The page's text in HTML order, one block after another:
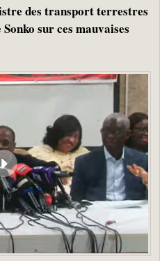
des transport terrestres
sur ces mauvaises